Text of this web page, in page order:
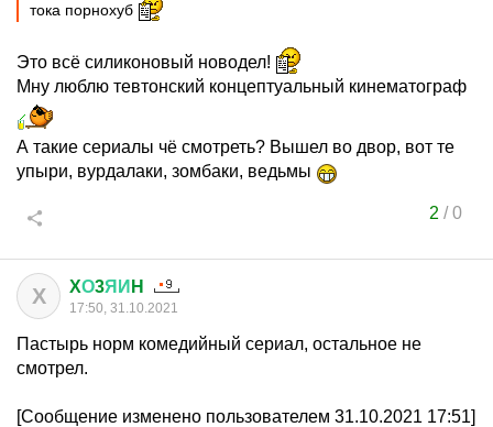
тока порнохуб
Это всё силиконовый новодел!
Мну люблю тевтонский концептуальный кинематограф
А такие сериалы чё смотреть? Вышел во двор, вот те
упыри, вурдалаки, зомбаки, ведьмы
2 /0
X XО3ЯИ H
17:50, 31.10.2021
Пастырь норм комедийный сериал, остальное не
смотрел.
[Сообщение изменено пользователем 31.10.2021 17:51]